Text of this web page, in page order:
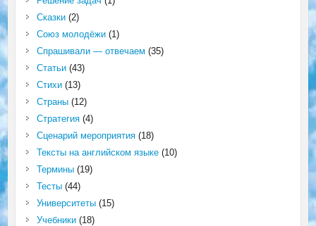
Сказки(2)
Союз молодёжи(1)
Спрашивали — отвечаем (35)
Статьи(43)
Стихи(13)
Страны(12)
Стратегия(4)
Сценарий мероприятия(18)
Тексты на английском языке(10)
Термины(19)
Тесты(44)
Университеты(15)
Учебники(18)